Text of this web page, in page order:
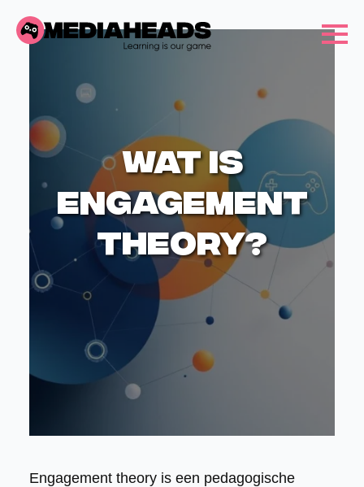
Wat is
engagement
theory?
Engagement theory is een pedagogische